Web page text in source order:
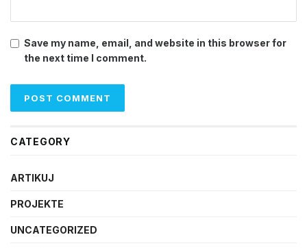
Save my name, email, and website in this browser for
the next time I comment.
CATEGORY
ARTIKUJ
PROJEKTE
UNCATEGORIZED